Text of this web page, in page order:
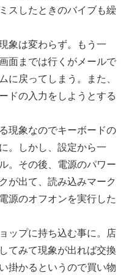
スしたときのバイブも繰
象は変わらず。もう一
面までは行くがメールで
戻ってしまう。また、
ドの入力をしようとする
現象なのでキーボードの
。しかし、設定から一
。その後、電源のパワー
が出て、読み込みマーク
源のオフオンを実行した
ップに持ち込む事に。店
てみて現象が出れば交換
掛かるというので買い物